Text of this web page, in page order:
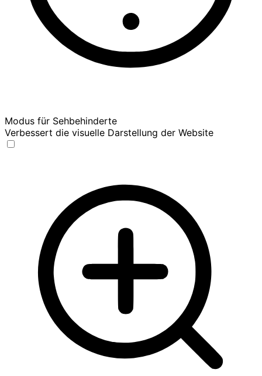
Modus für Sehbehinderte
Verbessert die visuelle Darstellung der Website